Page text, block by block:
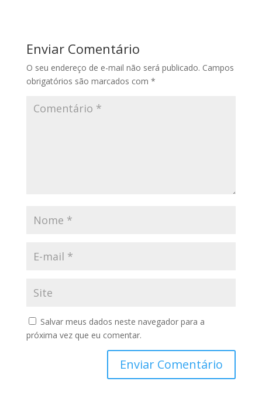
Enviar Comentário
O seu endereço de e-mail não será publicado. Campos
obrigatórios são marcados com *
Salvar meus dados neste navegador para a
próxima vez que eu comentar.